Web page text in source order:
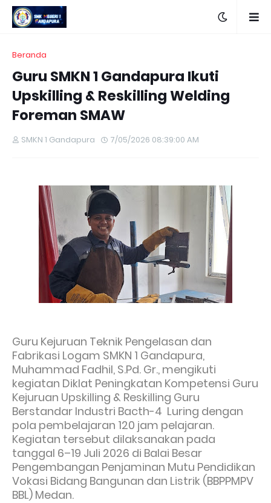
Beranda
Guru SMKN 1 Gandapura Ikuti
Upskilling & Reskilling Welding
Foreman SMAW
SMKN 1 Gandapura 7/05/2026 08:39:00 AM
Guru Kejuruan Teknik Pengelasan dan
Fabrikasi Logam SMKN 1 Gandapura,
Muhammad Fadhil, S.Pd. Gr., mengikuti
kegiatan Diklat Peningkatan Kompetensi Guru
Kejuruan Upskilling & Reskilling Guru
Berstandar Industri Bacth-4 Luring dengan
pola pembelajaran 120 jam pelajaran.
Kegiatan tersebut dilaksanakan pada
tanggal 6–19 Juli 2026 di Balai Besar
Pengembangan Penjaminan Mutu Pendidikan
Vokasi Bidang Bangunan dan Listrik (BBPPMPV
BBL) Medan.